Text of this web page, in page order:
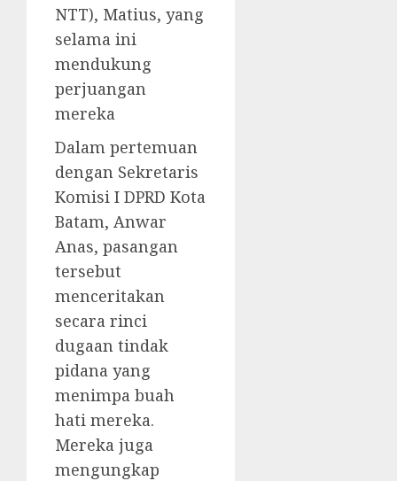
NTT), Matius, yang
selama ini
mendukung
perjuangan
mereka
Dalam pertemuan
dengan Sekretaris
Komisi I DPRD Kota
Batam, Anwar
Anas, pasangan
tersebut
menceritakan
secara rinci
dugaan tindak
pidana yang
menimpa buah
hati mereka.
Mereka juga
mengungkap